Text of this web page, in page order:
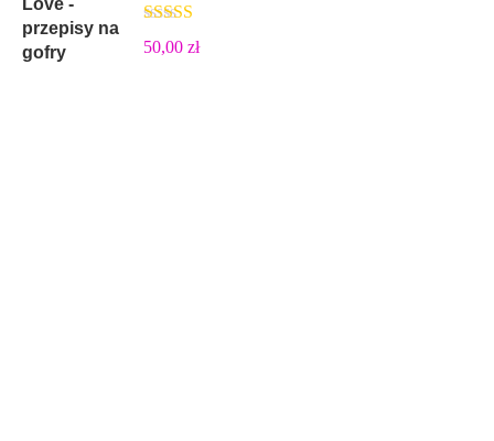
Oceniono
5.00na 5
50,00 zł